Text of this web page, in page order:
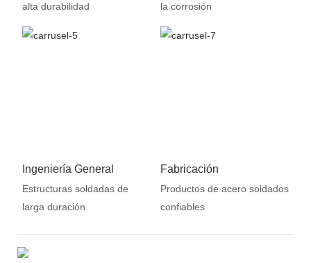
alta durabilidad
la corrosión
Ingeniería General
Estructuras soldadas de
larga duración
Fabricación
Productos de acero soldados
confiables